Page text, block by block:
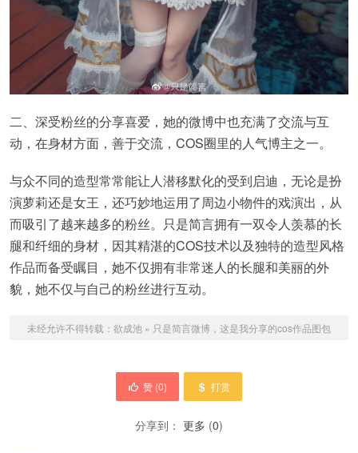
二、深受粉丝的分享喜爱，她的微博中也充满了交流与互
动，在身材方面，善于交流，COS圈里的人气博主之一。
与众不同的造型常常能让人潜移默化的受到启迪，无论是扮
演萝莉还是女王，还巧妙地运用了周边小物件的戏演出，从
而吸引了越来越多的粉丝。只是简言拥有一双令人羡慕的长
腿和纤细的身材，因其精湛的COS技术以及独特的造型风格
作品而备受瞩目，她不仅拥有非常迷人的长腿和美丽的外
貌，她不仅与自己的粉丝进行互动。
未经允许不得转载： 欲成池 » 只是简言微博，这是我分享的cos作品图包
赞 (0) 打赏
分享到： 更多 (0)